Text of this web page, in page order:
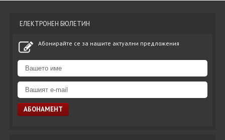
ЕЛЕКТРОНЕН БЮЛЕТИН
Абонирайте се за нашите актуални предложения